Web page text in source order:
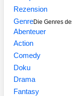
Rezension
GenreDie Genres
Abenteuer
Action
Comedy
Doku
Drama
Fantasy